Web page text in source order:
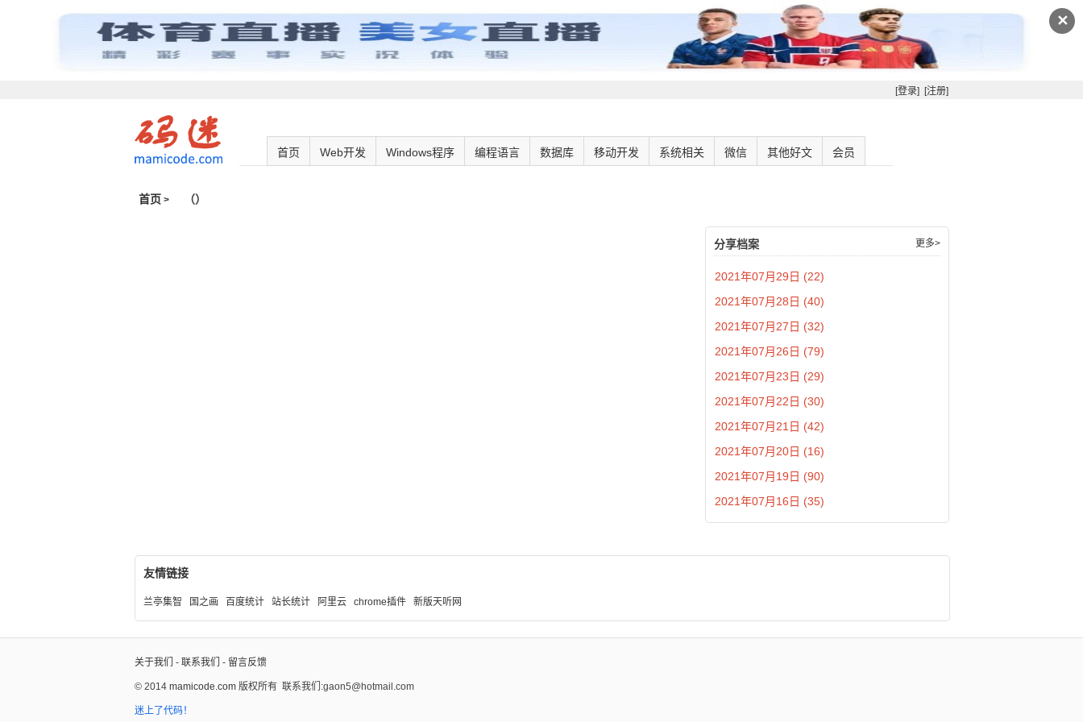
✕
[登录] [注册]
首页 Web开发 Windows程序 编程语言 数据库 移动开发 系统相关 微信 其他好文 会员
首页 > （）
分享档案 更多>
2021年07月29日 (22)
2021年07月28日 (40)
2021年07月27日 (32)
2021年07月26日 (79)
2021年07月23日 (29)
2021年07月22日 (30)
2021年07月21日 (42)
2021年07月20日 (16)
2021年07月19日 (90)
2021年07月16日 (35)
友情链接
兰亭集智 国之画 百度统计 站长统计 阿里云 chrome插件 新版天听网
关于我们 - 联系我们 - 留言反馈
© 2014 mamicode.com 版权所有 联系我们:gaon5@hotmail.com
迷上了代码！